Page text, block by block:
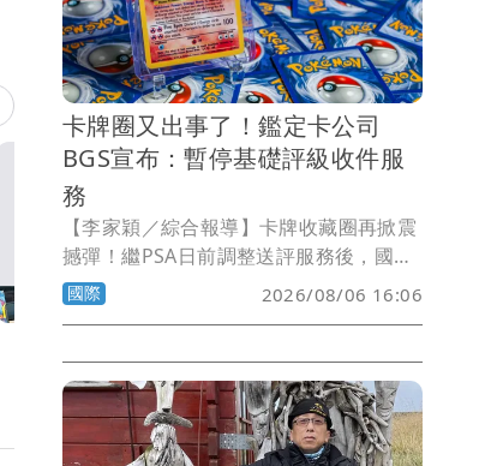
底入坑 砸重金再買一整桌卡
體育
卡牌圈又出事了！鑑定卡公司
BGS宣布：暫停基礎評級收件服
務
【李家穎／綜合報導】卡牌收藏圈再掀震
撼彈！繼PSA日前調整送評服務後，國際
評級龍頭之一的Beckett Grading
Services（BGS）也無預警宣布，即日起
Standard兩大平價評級方案，預計最快
要到9月15日才會恢復收件，引發全球卡
牌玩家熱議。
國際 2026/08/06 16:06